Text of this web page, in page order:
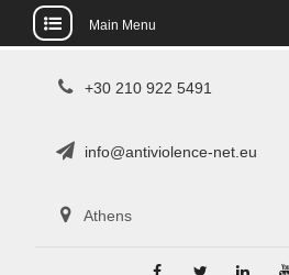
Main Menu
+30 210 922 5491
info@antiviolence-net.eu
Athens